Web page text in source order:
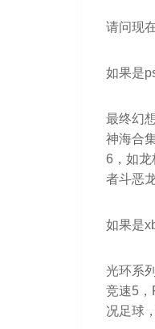
请问现
如果是
最终幻
神海合
6，如龙
者斗恶
如果是
光环系
竞速5，
况足球